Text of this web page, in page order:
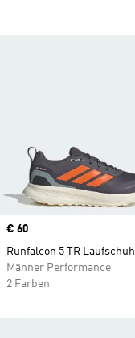
Price
€ 60
Runfalcon 5 TR Laufschuh
Männer Performance
2 Farben